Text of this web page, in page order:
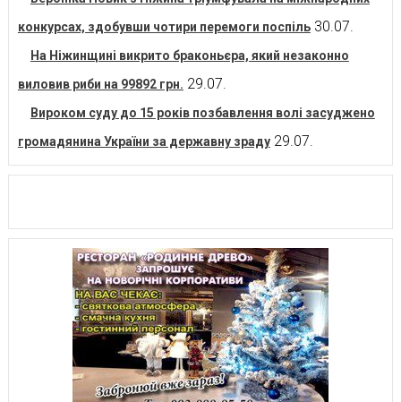
конкурсах, здобувши чотири перемоги поспіль 30.07.
На Ніжинщині викрито браконьєра, який незаконно
виловив риби на 99892 грн. 29.07.
Вироком суду до 15 років позбавлення волі засуджено
громадянина України за державну зраду 29.07.